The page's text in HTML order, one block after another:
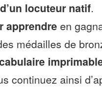
locuteur natif.
apprendre en
médailles de
continuez ainsi